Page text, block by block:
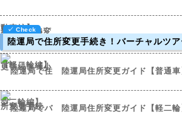
陸運局で住所変更手続き！バーチャルツア
陸運局住所変更ガイド【普通車
陸運局住所変更ガイド【軽二輪